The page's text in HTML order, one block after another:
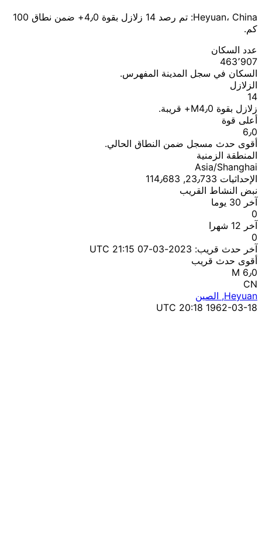
Heyuan، China: تم رصد 14 زلازل بقوة 4٫0+ ضمن نطاق 100
كم.
عدد السكان
463٬907
السكان في سجل المدينة المفهرس.
الزلازل
14
زلازل بقوة M4٫0+ قريبة.
أعلى قوة
6٫0
أقوى حدث مسجل ضمن النطاق الحالي.
المنطقة الزمنية
Asia/Shanghai
الإحداثيات 23٫733, 114٫683
نبض النشاط القريب
آخر 30 يوما
0
آخر 12 شهرا
0
آخر حدث قريب: 2023-03-07 21:15 UTC
أقوى حدث قريب
M 6٫0
CN
Heyuan, الصين
1962-03-18 20:18 UTC